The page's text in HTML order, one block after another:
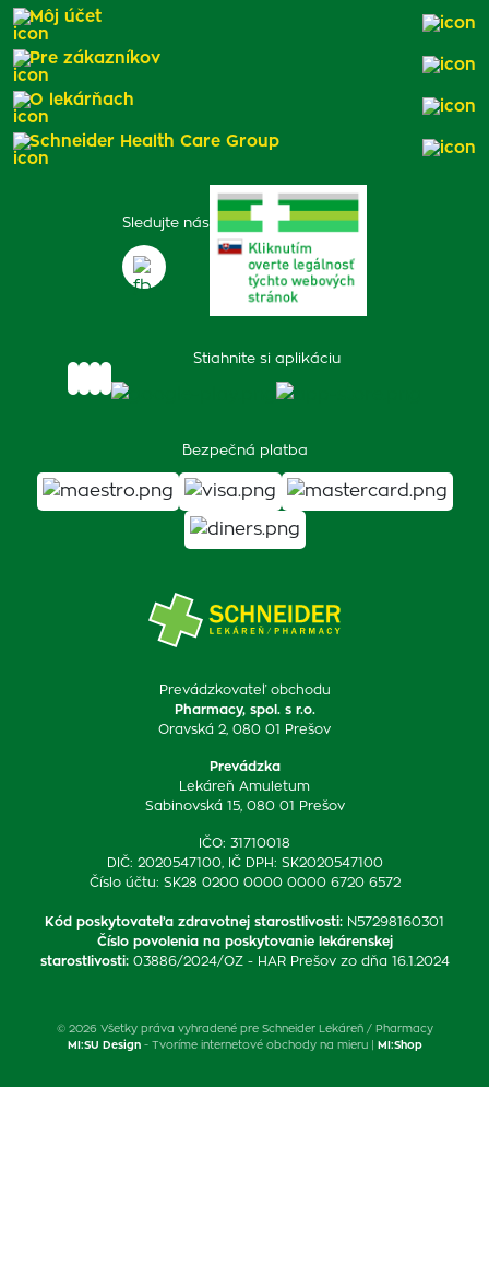
Prevádzkovateľ obchodu
Pharmacy, spol. s r.o.
Oravská 2, 080 01 Prešov
Prevádzka
Lekáreň Amuletum
Sabinovská 15, 080 01 Prešov
IČO: 31710018
DIČ: 2020547100, IČ DPH: SK2020547100
Číslo účtu: SK28 0200 0000 0000 6720 6572
Kód poskytovateľa zdravotnej starostlivosti: N57298160301
Číslo povolenia na poskytovanie lekárenskej
starostlivosti: 03886/2024/OZ - HAR Prešov zo dňa 16.1.2024
Sledujte nás
Stiahnite si aplikáciu
Bezpečná platba
Môj účet
Pre zákazníkov
O lekárňach
Schneider Health Care Group
© 2026 Všetky práva vyhradené pre Schneider Lekáreň / Pharmacy
MI:SU Design- Tvoríme internetové obchody na mieru | MI:Shop